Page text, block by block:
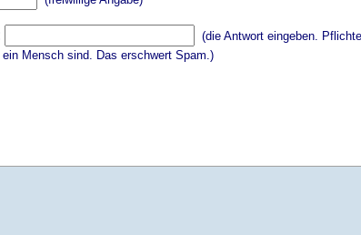
(die Antwort eingeben.
Mensch sind. Das erschwert Spam.)